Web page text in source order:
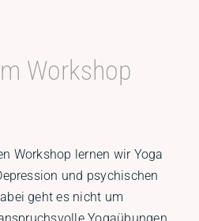
Workshop
Workshop lernen wir Yoga
und psychischen
geht es nicht um